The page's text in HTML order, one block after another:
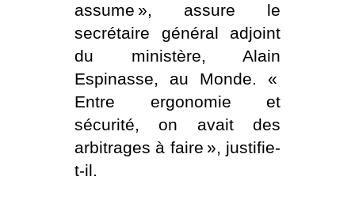
assume », assure le
secrétaire général adjoint
du ministère, Alain
Espinasse, au Monde. «
Entre ergonomie et
sécurité, on avait des
arbitrages à faire », justifie-
t-il.